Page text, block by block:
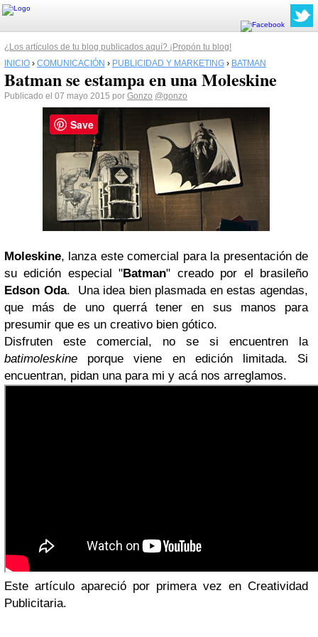
¿Los artículos de tu blog publicados aquí? ¡Propón tu blog!
INICIO › COMUNICACIÓN › PUBLICIDAD Y MARKETING › BATMAN
Batman se estampa en una Moleskine
Publicado el 07 mayo 2015 por Gonzo @gonzo
Moleskine, lanza este comercial para la presentación de
su edición especial "Batman" creado por el brasileño
Edson Oda. Una idea bien plasmada en estas agendas,
que más de uno querrá tener en sus manos para
presumir que es un creativo bien gótico.
Disfruten este comercial, no se si encuentren la
batimoleskine porque viene en edición limitada. Si
encuentran, pidan una para mi y acá nos arreglamos.
Este artículo apareció por primera vez en Creatividad
Publicitaria.
Save